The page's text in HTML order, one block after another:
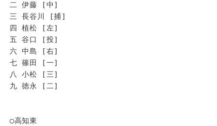
二 伊藤 [中]
三 長谷川 [捕]
四 植松 [左]
五 谷口 [投]
六 中島 [右]
七 篠田 [一]
八 小松 [三]
九 徳永 [二]
◯高知東